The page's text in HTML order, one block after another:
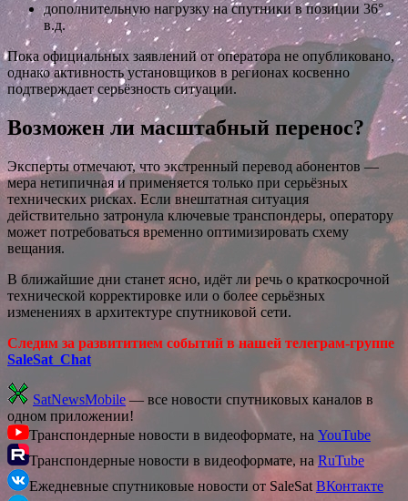
дополнительную нагрузку на спутники в позиции 36°
в.д.
Пока официальных заявлений от оператора не опубликовано,
однако активность установщиков в регионах косвенно
подтверждает серьёзность ситуации.
Возможен ли масштабный перенос?
Эксперты отмечают, что экстренный перевод абонентов —
мера нетипичная и применяется только при серьёзных
технических рисках. Если внештатная ситуация
действительно затронула ключевые транспондеры, оператору
может потребоваться временно оптимизировать схему
вещания.
В ближайшие дни станет ясно, идёт ли речь о краткосрочной
технической корректировке или о более серьёзных
изменениях в архитектуре спутниковой сети.
Следим за развититием событий в нашей телеграм-группе
SaleSat_Chat
SatNewsMobile — все новости спутниковых каналов в
одном приложении!
Транспондерные новости в видеоформате, на YouTube
Транспондерные новости в видеоформате, наRuTube
Ежедневные спутниковые новости от SaleSat ВКонтакте